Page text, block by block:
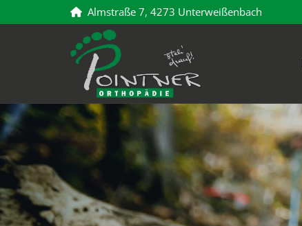
 Almstraße 7, 4273 Unterweißenbach